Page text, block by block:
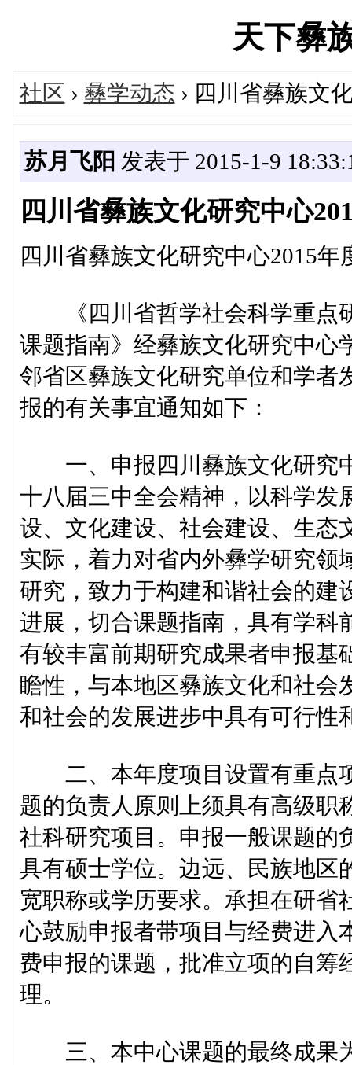
天下彝
社区 › 彝学动态 › 四川省彝族文
苏月飞阳 发表于 2015-1-9
四川省彝族文化研究中心
四川省彝族文化研究中心2015年
《四川省哲学社会科学重点
课题指南》经彝族文化研究中心
邻省区彝族文化研究单位和学者
报的有关事宜通知如下：
一、申报四川彝族文化研究
十八届三中全会精神，以科学发
设、文化建设、社会建设、生态
实际，着力对省内外彝学研究领
研究，致力于构建和谐社会的建
进展，切合课题指南，具有学科
有较丰富前期研究成果者申报基
瞻性，与本地区彝族文化和社会
和社会的发展进步中具有可行性
二、本年度项目设置有重点
题的负责人原则上须具有高级职
社科研究项目。申报一般课题的
具有硕士学位。边远、民族地区
宽职称或学历要求。承担在研省
心鼓励申报者带项目与经费进入
费申报的课题，批准立项的自筹
理。
三、本中心课题的最终成果